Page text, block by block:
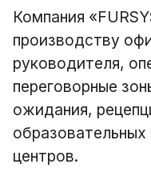
Компания
производству
руководителя,
переговорные
ожидания,
центров.